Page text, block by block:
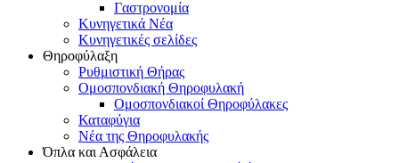
Γαστρονομία
Κυνηγετικά Νέα
Κυνηγετικές σελίδες
Θηροφύλαξη
Ρυθμιστική Θήρας
Ομοσπονδιακή Θηροφυλακή
Oμοσπονδιακοί Θηροφύλακες
Καταφύγια
Νέα της Θηροφυλακής
Όπλα και Ασφάλεια